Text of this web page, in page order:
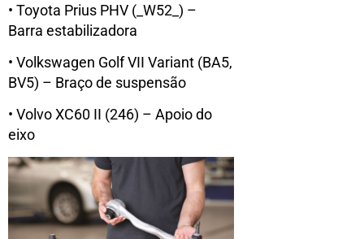
• Toyota Prius PHV (_W52_) –
Barra estabilizadora
• Volkswagen Golf VII Variant (BA5,
BV5) – Braço de suspensão
• Volvo XC60 II (246) – Apoio do
eixo